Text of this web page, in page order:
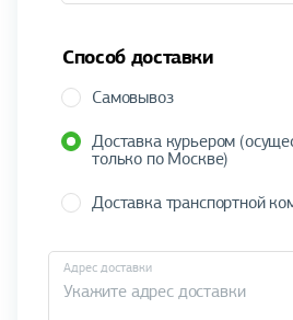
Способ доставки
Самовывоз
Доставка курьером
только по Москве)
Доставка транспортной
Адрес доставки